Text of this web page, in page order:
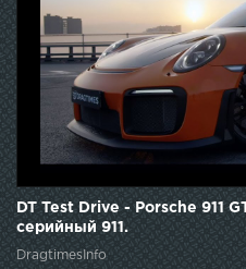
DT Test Drive - Porsche 911
серийный 911.
DragtimesInfo